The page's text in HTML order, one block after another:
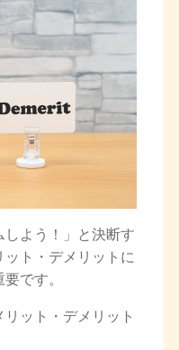
しよう！」と決断す
ト・デメリットに
です。
ット・デメリット